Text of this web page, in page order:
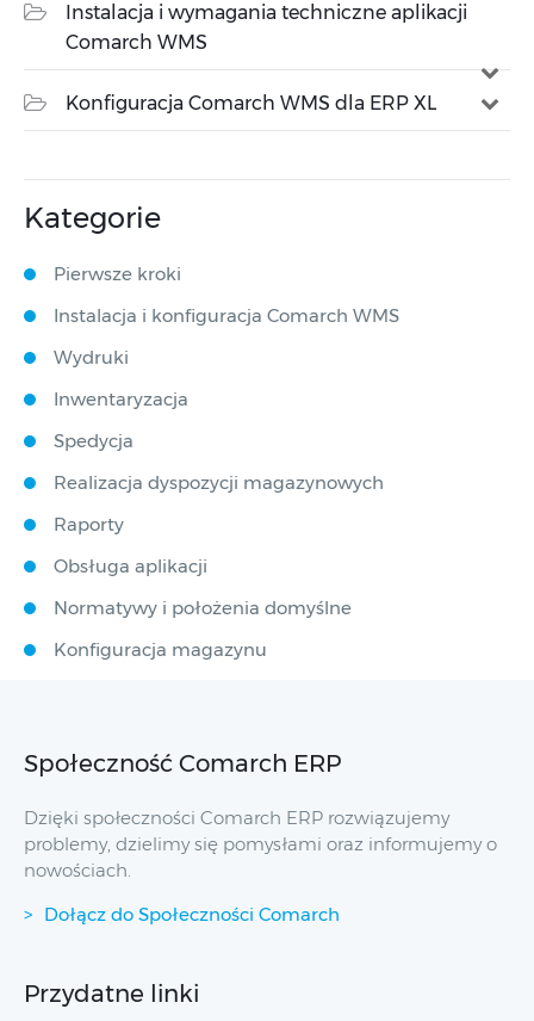
Instalacja i wymagania techniczne aplikacji
Comarch WMS
Konfiguracja Comarch WMS dla ERP XL
Kategorie
Pierwsze kroki
Instalacja i konfiguracja Comarch WMS
Wydruki
Inwentaryzacja
Spedycja
Realizacja dyspozycji magazynowych
Raporty
Obsługa aplikacji
Normatywy i położenia domyślne
Konfiguracja magazynu
Społeczność Comarch ERP
Dzięki społeczności Comarch ERP rozwiązujemy
problemy, dzielimy się pomysłami oraz informujemy o
nowościach.
Dołącz do Społeczności Comarch
Przydatne linki